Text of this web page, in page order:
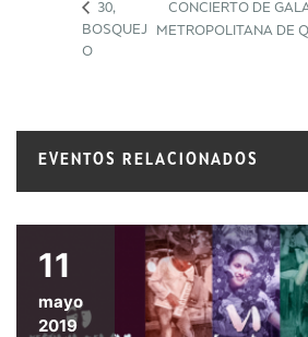
30,
BOSQUEJ
O
CONCIERTO DE
METROPOLITANA DE
EVENTOS RELACIONADOS
11
mayo
2019